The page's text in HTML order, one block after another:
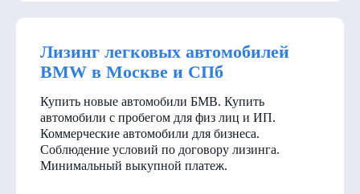
Лизинг легковых автомобилей
BMW в Москве и СПб
Купить новые автомобили БМВ. Купить
автомобили с пробегом для физ лиц и ИП.
Коммерческие автомобили для бизнеса.
Соблюдение условий по договору лизинга.
Минимальный выкупной платеж.